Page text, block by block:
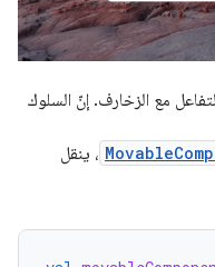
مع الزخارف. إنّ السلوك
، ينقل